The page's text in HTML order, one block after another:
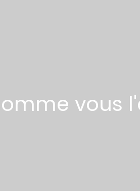
vous